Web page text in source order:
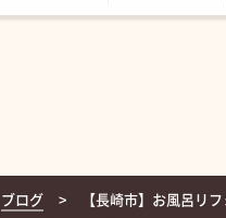
ブログ 【長崎市】お風呂リ